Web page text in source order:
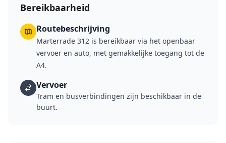
Bereikbaarheid
Routebeschrijving
Marterrade 312 is bereikbaar via het openbaar
vervoer en auto, met gemakkelijke toegang tot de
A4.
Vervoer
Tram en busverbindingen zijn beschikbaar in de
buurt.